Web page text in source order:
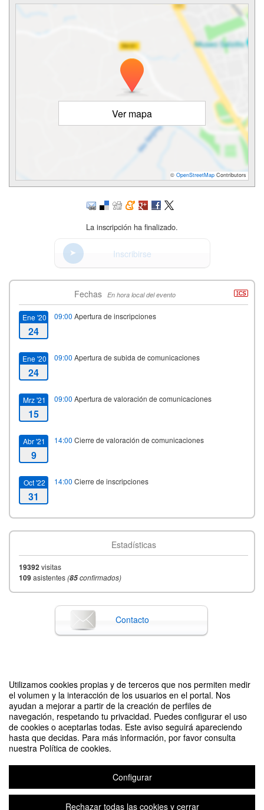
Utilizamos cookies propias y de terceros que nos permiten medir
el volumen y la interacción de los usuarios en el portal. Nos
ayudan a mejorar a partir de la creación de perfiles de
navegación, respetando tu privacidad. Puedes configurar el uso
de cookies o aceptarlas todas. Este aviso seguirá apareciendo
hasta que decidas. Para más información, por favor consulta
nuestra Política de cookies.
Configurar
Rechazar todas las cookies y cerrar
Ver mapa
© OpenStreetMap Contributors
La inscripción ha finalizado.
Inscribirse
Fechas En hora local del evento
Ene '20
24
09:00 Apertura de inscripciones
Ene '20
24
09:00 Apertura de subida de comunicaciones
Mrz '21
15
09:00 Apertura de valoración de comunicaciones
Abr '21
9
14:00 Cierre de valoración de comunicaciones
Oct '22
31
14:00 Cierre de inscripciones
Nov '22
28
09:00
14:00Fecha de fin
Estadísticas
19392visitas
109asistentes(85confirmados)
Contacto
Congreso Internacional sobre la enseñanza del español y el chino como
lenguas extranjeras.
Organizado por Vicerrectorado de Internacionalización y Cooperación, con la
colaboración del Instituto Confucio de UNIZAR y el Servicio de Cursos de
Español como Lengua Extranjera (Vicerrectorado de Cultura y Proyección